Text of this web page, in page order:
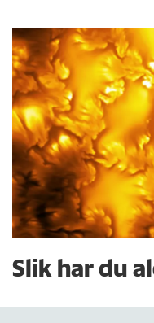
Slik har du